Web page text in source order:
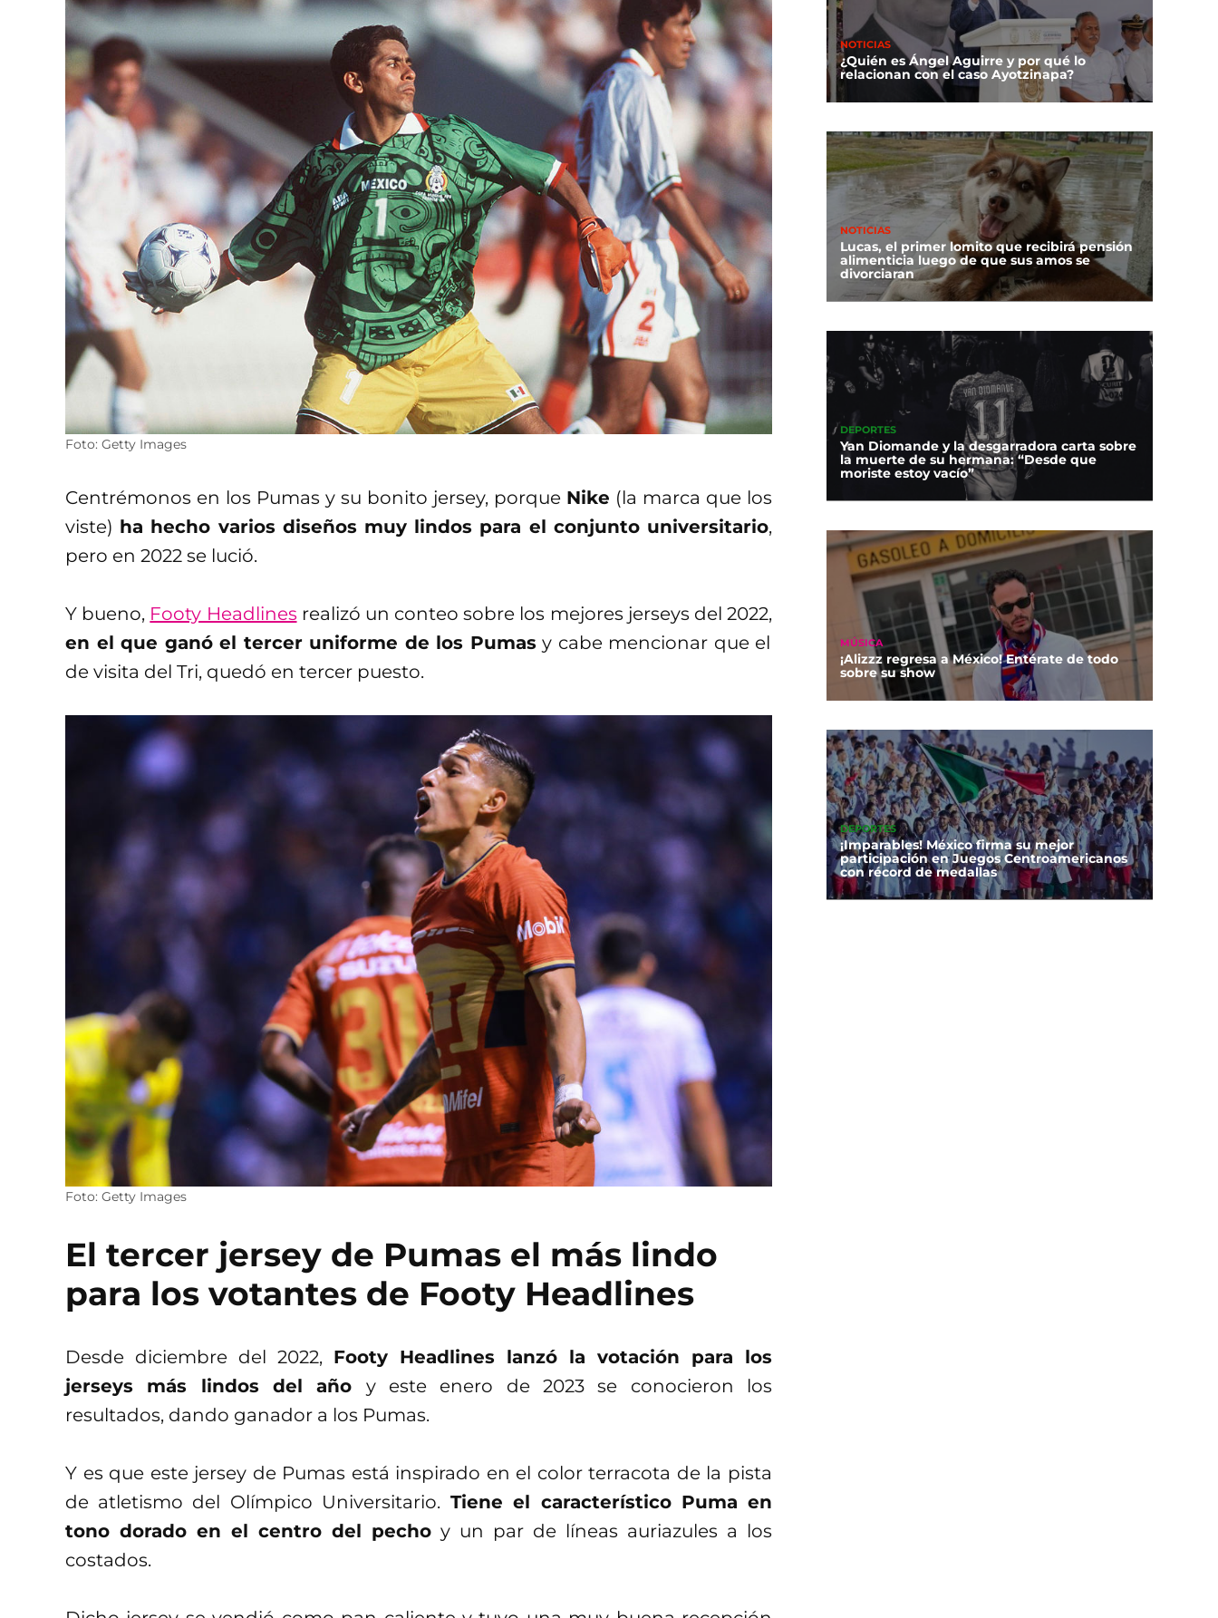
Foto: Getty Images
Centrémonos en los Pumas y su bonito jersey, porque Nike (la marca que los
viste) ha hecho varios diseños muy lindos para el conjunto universitario,
pero en 2022 se lució.
Y bueno, Footy Headlines realizó un conteo sobre los mejores jerseys del 2022,
en el que ganó el tercer uniforme de los Pumasy cabe mencionar que el
de visita del Tri, quedó en tercer puesto.
Foto: Getty Images
El tercer jersey de Pumas el más lindo
para los votantes de Footy Headlines
Desde diciembre del 2022, Footy Headlines lanzó la votación para los
jerseys más lindos del año y este enero de 2023 se conocieron los
resultados, dando ganador a los Pumas.
Y es que este jersey de Pumas está inspirado en el color terracota de la pista
de atletismo del Olímpico Universitario. Tiene el característico Puma en
tono dorado en el centro del pecho y un par de líneas auriazules a los
costados.
NOTICIAS
¿Quién es Ángel Aguirre y por qué lo
relacionan con el caso Ayotzinapa?
NOTICIAS
Lucas, el primer lomito que recibirá pensión
alimenticia luego de que sus amos se
divorciaran
DEPORTES
Yan Diomande y la desgarradora carta sobre
la muerte de su hermana: “Desde que
moriste estoy vacío”
MÚSICA
¡Alizzz regresa a México! Entérate de todo
sobre su show
DEPORTES
¡Imparables! México firma su mejor
participación en Juegos Centroamericanos
con récord de medallas